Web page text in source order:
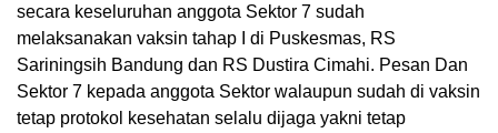
secara keseluruhan anggota Sektor 7 sudah
melaksanakan vaksin tahap I di Puskesmas, RS
Sariningsih Bandung dan RS Dustira Cimahi. Pesan Dan
Sektor 7 kepada anggota Sektor walaupun sudah di vaksin
tetap protokol kesehatan selalu dijaga yakni tetap